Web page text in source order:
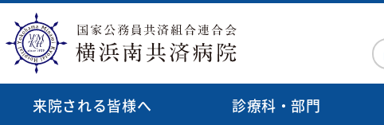
来院される皆様へ 診療科・部門